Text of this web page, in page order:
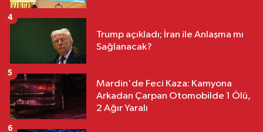
Trump açıkladı; İran ile Anlaşma mı
Sağlanacak?
4
Mardin'de Feci Kaza: Kamyona
Arkadan Çarpan Otomobilde 1 Ölü,
2 Ağır Yaralı
5
6